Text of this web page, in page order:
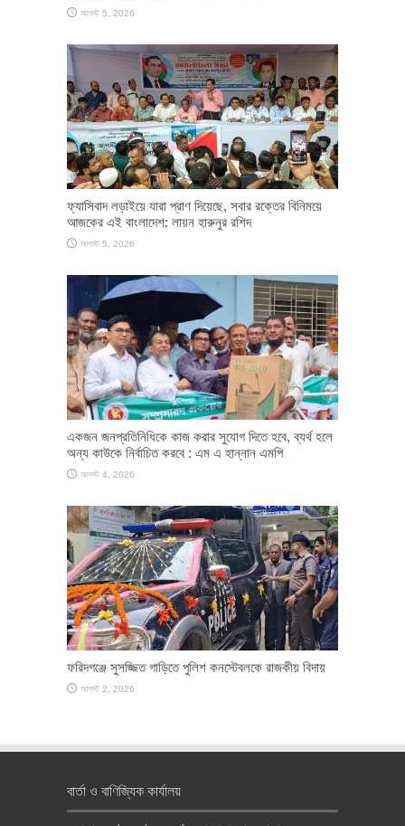
আগস্ট 5, 2026
ফ্যাসিবাদ লড়াইয়ে যারা প্রাণ দিয়েছে, সবার রক্তের বিনিময়ে
আজকের এই বাংলাদেশ: লায়ন হারুনুর রশিদ
আগস্ট 5, 2026
একজন জনপ্রতিনিধিকে কাজ করার সুযোগ দিতে হবে, ব্যর্থ হলে
অন্য কাউকে নির্বাচিত করবে : এম এ হান্নান এমপি
আগস্ট 4, 2026
ফরিদগঞ্জে সুসজ্জিত গাড়িতে পুলিশ কনস্টেবলকে রাজকীয় বিদায়
আগস্ট 2, 2026
বার্তা ও বাণিজ্যিক কার্যালয়